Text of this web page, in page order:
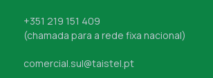
+351 219 151 409
(chamada para a rede fixa nacional)
comercial.sul@taistel.pt